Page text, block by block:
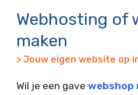
Webhosting of
maken
> Jouw eigen website op
Wil je een gave webshop